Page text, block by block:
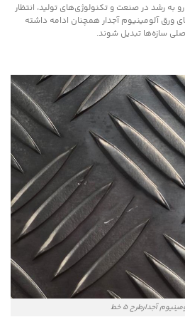
به رشد در صنعت و تکنولوژی‌های تولید، انتظار
آلومینیوم آجدار همچنان ادامه داشته
سازه‌ها تبدیل شوند.
آجدارطرح 5 خط